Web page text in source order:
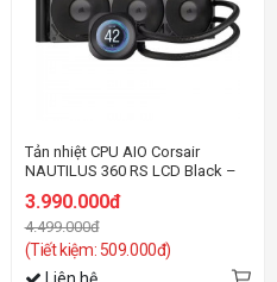
Tản nhiệt CPU AIO Corsair
NAUTILUS 360 RS LCD Black –
CW-9061033-WW
3.990.000đ
4.499.000đ
(Tiết kiệm: 509.000đ)